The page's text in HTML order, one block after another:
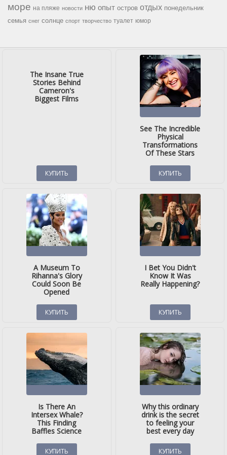
море на пляже новости ню опыт остров отдых понедельник
семья снег солнце спорт творчество туалет юмор